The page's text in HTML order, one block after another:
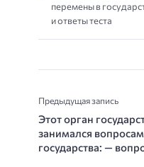
перемены в
и ответы теста
Предыдущая запись
Этот орган
занимался
государства: —